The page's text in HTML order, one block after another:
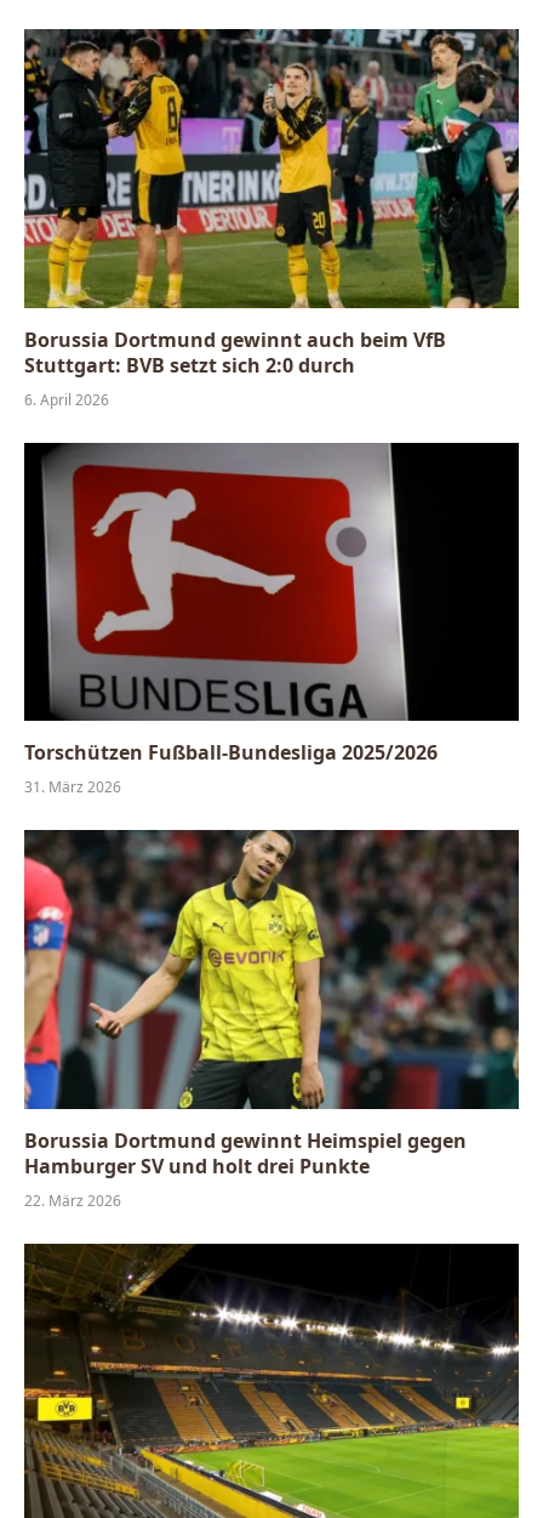
Borussia Dortmund gewinnt auch beim VfB
Stuttgart: BVB setzt sich 2:0 durch
6. April 2026
Torschützen Fußball-Bundesliga 2025/2026
31. März 2026
Borussia Dortmund gewinnt Heimspiel gegen
Hamburger SV und holt drei Punkte
22. März 2026